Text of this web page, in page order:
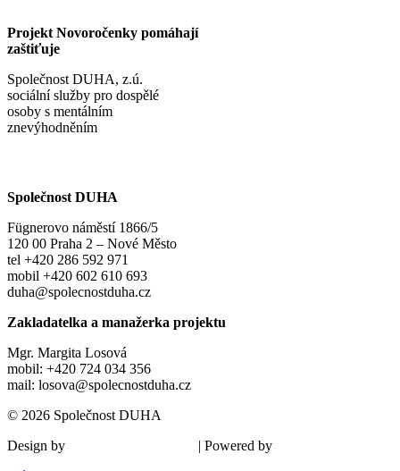
Projekt Novoročenky pomáhají
zaštiťuje
Společnost DUHA, z.ú.
sociální služby pro dospělé
osoby s mentálním
znevýhodněním
Společnost DUHA
Fügnerovo náměstí 1866/5
120 00 Praha 2 – Nové Město
tel +420 286 592 971
mobil +420 602 610 693
duha@spolecnostduha.cz
Zakladatelka a manažerka projektu
Mgr. Margita Losová
mobil: +420 724 034 356
mail: losova@spolecnostduha.cz
© 2026 Společnost DUHA
Design by
| Powered by